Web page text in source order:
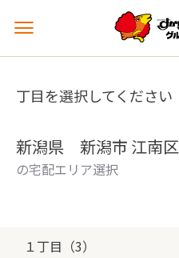
メ
ュ
を
丁目を選択してください
新潟県 新潟市 江南
の宅配エリア選択
１丁目（3）